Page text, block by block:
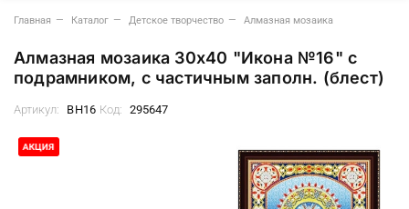
Главная Каталог Детское творчество Алмазная мозаика
Алмазная мозаика 30х40 "Икона №16" с
подрамником, c частичным заполн. (блест)
Артикул: BH16 Код: 295647